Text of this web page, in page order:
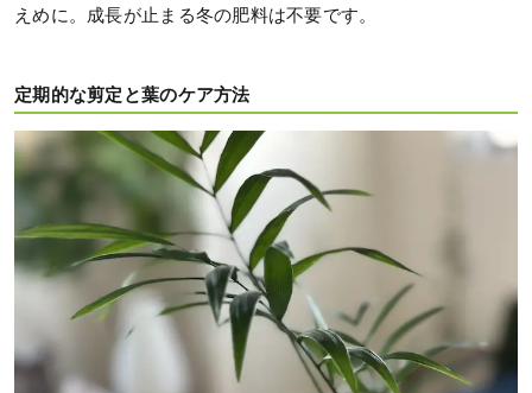
えめに。成長が止まる冬の肥料は不要です。
定期的な剪定と葉のケア方法